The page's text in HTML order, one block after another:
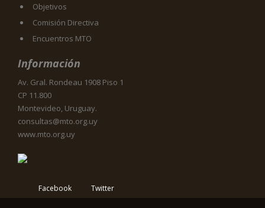
Objetivos
Comisión Directiva
Encuentros MTO
Información
Av. Gral. Rondeau 1908 Piso 1
CP 11.800
Montevideo, Uruguay.
consultas@mto.org.uy
www.mto.org.uy
Facebook Twitter